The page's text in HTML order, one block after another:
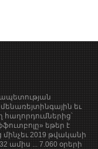
եւ
հաղորդումներից՝
եթեր է
2019 թվականի
ամիս ... 7.060 օրերի